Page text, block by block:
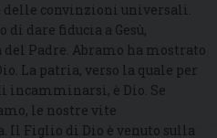
delle convinzioni universali.
dare fiducia a Gesù,
Padre. Abramo ha mostrato
La patria, verso la quale per
incamminarsi, è Dio. Se
le nostre vite
Il Figlio di Dio è venuto sulla